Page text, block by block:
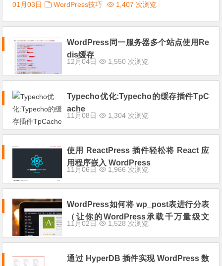
01月03日 WordPress技巧 1,407 次浏览
WordPress同一服务器多个站点使用Re
dis缓存
12月04日 1,550 次浏览
Typecho优化:Typecho的缓存插件TpC
ache
11月08日 1,304 次浏览
使用 ReactPress 插件轻松将 React 应
用程序嵌入 WordPress
11月06日 1,966 次浏览
WordPress如何将 wp_post表进行分表
（让你的WordPress承载千万量级文
章）
11月02日 1,528 次浏览
通过 HyperDB 插件实现 WordPress 数